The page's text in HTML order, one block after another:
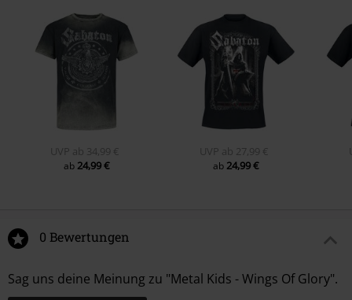
UVP ab 34,99 €
ab 24,99 €
UVP ab 27,99 €
ab 24,99 €
0 Bewertungen
Sag uns deine Meinung zu "Metal Kids - Wings Of Glory".